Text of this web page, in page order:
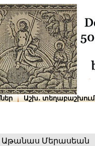
Աշխ․ տեղաբաշխում
Աթանաս Մերասեան